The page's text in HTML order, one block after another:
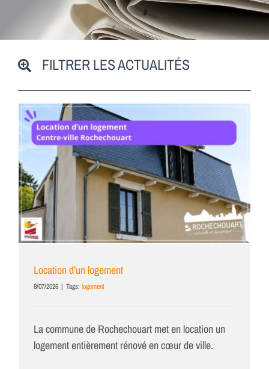
FILTRER LES ACTUALITÉS
Location d’un logement
8/07/2026 | Tags: logement
La commune de Rochechouart met en location un
logement entièrement rénové en cœur de ville.